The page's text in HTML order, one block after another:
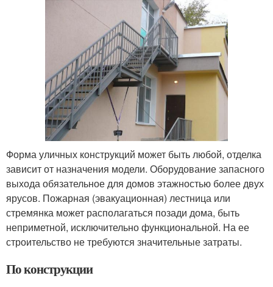
Форма уличных конструкций может быть любой, отделка
зависит от назначения модели. Оборудование запасного
выхода обязательное для домов этажностью более двух
ярусов. Пожарная (эвакуационная) лестница или
стремянка может располагаться позади дома, быть
неприметной, исключительно функциональной. На ее
строительство не требуются значительные затраты.
По конструкции